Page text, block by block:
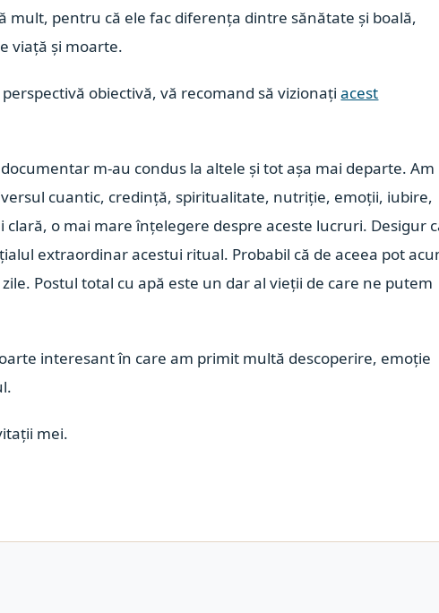
mult, pentru că ele fac diferența dintre sănătate și boală,
viață și moarte.
obiectivă, vă recomand să vizionațiacest
m-au condus la altele și tot așa mai departe. Am
cuantic, credință, spiritualitate, nutriție, emoții, iubire,
o mai mare înțelegere despre aceste lucruri. Desigur
extraordinar acestui ritual. Probabil că de aceea pot
Postul total cu apă este un dar al vieții de care ne putem
interesant în care am primit multă descoperire, emoție
mei.